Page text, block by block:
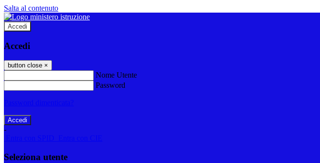
Salta al contenuto
Accedi
Accedi
button close ×
Nome Utente
Password
-
Seleziona utente